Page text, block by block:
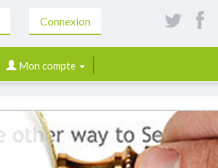
Connexion
Mon compte